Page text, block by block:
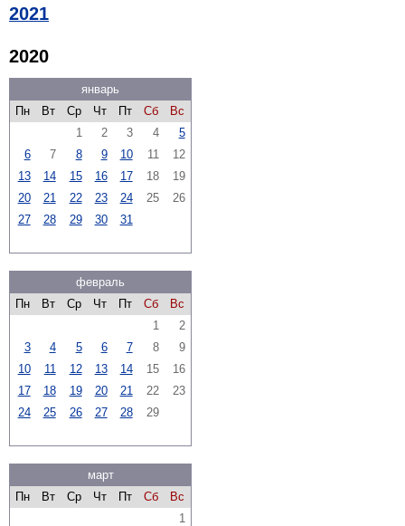
2021
2020
январь
Пн
Вт Ср Чт Пт Сб
Вс
1
2 3 4
5
6
7 8 9 10 11
12
13
14 15 16 17 18
19
20
21 22 23 24 25
26
27
28 29 30 31
февраль
Пн
Вт Ср Чт Пт Сб
Вс
1
2
3
4 5 6 7 8
9
10
11 12 13 14 15
16
17
18 19 20 21 22
23
24
25 26 27 28 29
март
Пн
Вт Ср Чт Пт Сб
Вс
1